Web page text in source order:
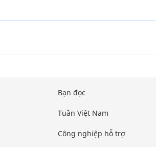
Bạn đọc
Tuần Việt Nam
Công nghiệp hỗ trợ